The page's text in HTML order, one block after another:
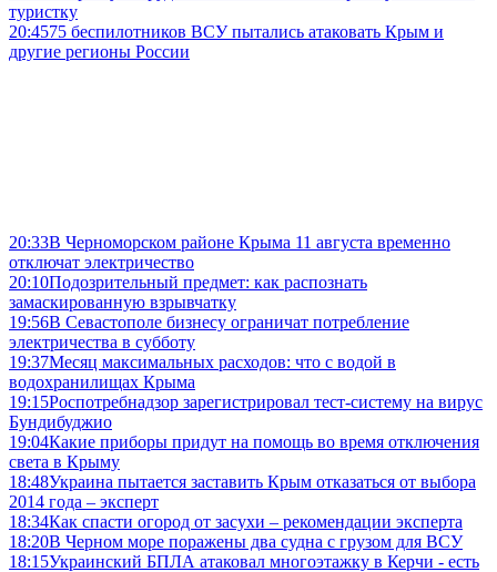
туристку
20:4575 беспилотников ВСУ пытались атаковать Крым и
другие регионы России
20:33В Черноморском районе Крыма 11 августа временно
отключат электричество
20:10Подозрительный предмет: как распознать
замаскированную взрывчатку
19:56В Севастополе бизнесу ограничат потребление
электричества в субботу
19:37Месяц максимальных расходов: что с водой в
водохранилищах Крыма
19:15Роспотребнадзор зарегистрировал тест-систему на вирус
Бундибуджио
19:04Какие приборы придут на помощь во время отключения
света в Крыму
18:48Украина пытается заставить Крым отказаться от выбора
2014 года – эксперт
18:34Как спасти огород от засухи – рекомендации эксперта
18:20В Черном море поражены два судна с грузом для ВСУ
18:15Украинский БПЛА атаковал многоэтажку в Керчи - есть